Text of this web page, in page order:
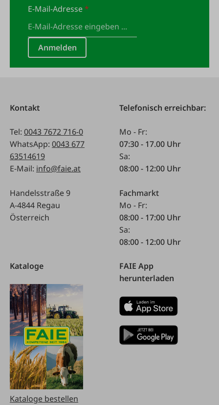
E-Mail-Adresse*
Anmelden
Kontakt
Tel: 0043 7672 716-0
WhatsApp: 0043 677
63514619
E-Mail: info@faie.at
Handelsstraße 9
A-4844 Regau
Österreich
Telefonisch erreichbar:
Mo - Fr:
07:30 - 17.00 Uhr
Sa:
08:00 - 12:00 Uhr
Fachmarkt
Mo - Fr:
08:00 - 17:00 Uhr
Sa:
08:00 - 12:00 Uhr
Kataloge
Kataloge bestellen
FAIE App
herunterladen